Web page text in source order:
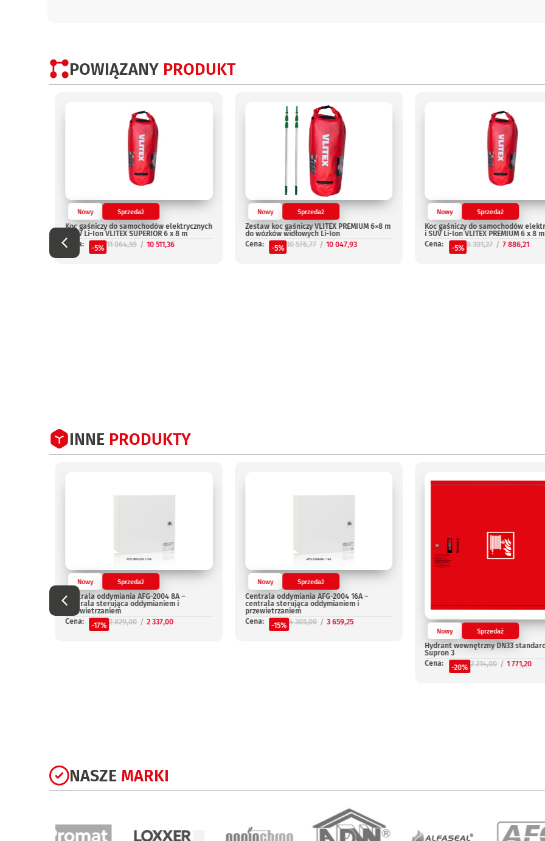
POWIĄZANY PRODUKT
Nowy Sprzedaż
Koc gaśniczy do samochodów elektrycznych
i SUV Li-Ion VLITEX SUPERIOR 6 x 8 m
Cena:
-5% 11 064,59 10 511,36
Nowy Sprzedaż
Zestaw koc gaśniczy VLITEX PREMIUM 6×8 m
do wózków widłowych Li-Ion
Cena:
-5% 10 576,77 10 047,93
Nowy Sprzedaż
Koc gaśniczy do samochodów
i SUV Li-Ion VLITEX PREMIUM 6 x 8 m
Cena:
-5% 8 301,27 7 886,21
INNE PRODUKTY
Nowy Sprzedaż
Centrala oddymiania AFG-2004 8A –
centrala sterująca oddymianiem i
przewietrzaniem
Cena:
-17% 2 829,00 2 337,00
Nowy Sprzedaż
Centrala oddymiania AFG-2004 16A –
centrala sterująca oddymianiem i
przewietrzaniem
Cena:
-15% 4 305,00 3 659,25
Nowy Sprzedaż
Hydrant wewnętrzny DN33
Supron 3
Cena:
-20% 2 214,00 1 771,20
NASZE MARKI